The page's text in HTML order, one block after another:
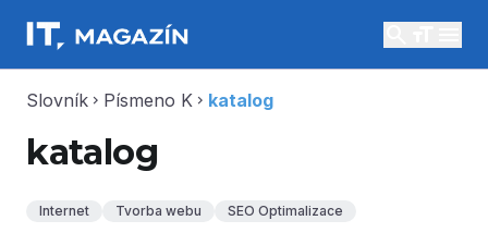
Slovník chevron_right Písmeno K chevron_right katalog
katalog
Internet Tvorba webu SEO Optimalizace